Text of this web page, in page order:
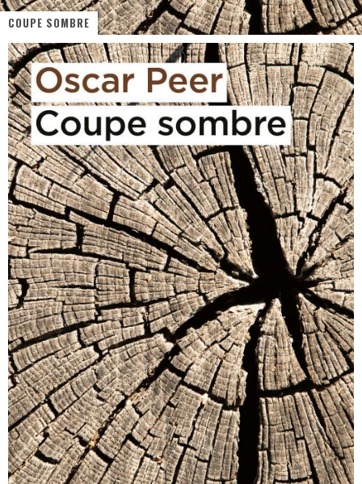
« MOFUSAND / Parler Japonais » – Des Expressions Pratiques !
« Dr Wertham / L’homme qui étudia les tueurs en série » - Un Métier à Risque !
Assassin's Creed Black Flag Resynced
« Le Vent dand les Saules » - Une Belle Histoire !
Yoshi and the mysterious book
COUPE SOMBRE